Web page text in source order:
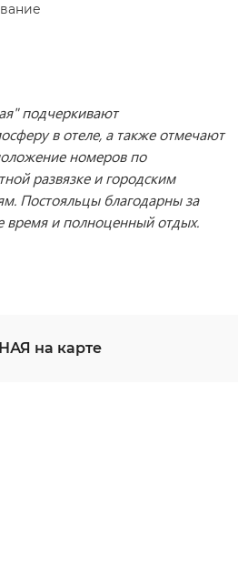
подчеркивают
в отеле, а также отмечают
номеров по
развязке и городским
Постояльцы благодарны за
время и полноценный отдых.
на карте